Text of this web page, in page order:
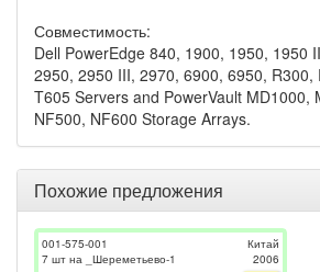
Совместимость:
Dell PowerEdge 840, 1900, 1950, 1950
2950, 2950 III, 2970, 6900, 6950, R300,
T605 Servers and PowerVault MD1000,
NF500, NF600 Storage Arrays.
Похожие предложения
001-575-001
7 шт на _Шереметьево-1
Китай
2006